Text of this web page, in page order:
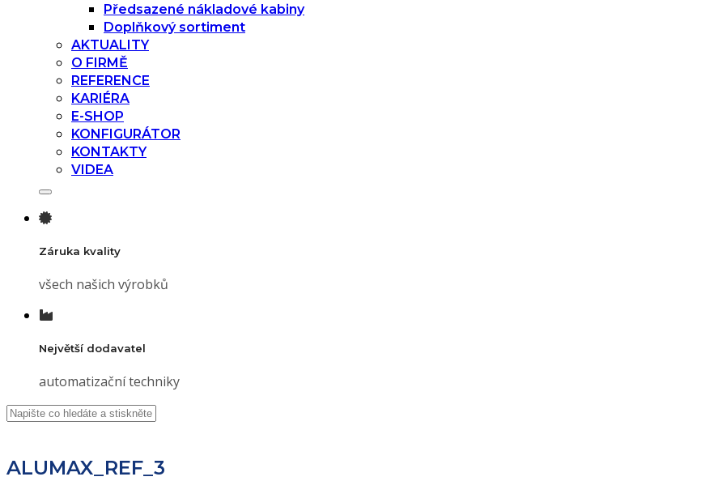
Předsazené nákladové kabiny
Doplňkový sortiment
AKTUALITY
O FIRMĚ
REFERENCE
KARIÉRA
E-SHOP
KONFIGURÁTOR
KONTAKTY
VIDEA
Záruka kvality
všech našich výrobků
Největší dodavatel
automatizační techniky
ALUMAX_REF_3